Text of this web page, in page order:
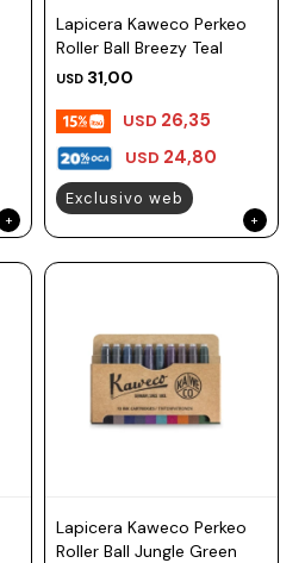
Lapicera Kaweco Perkeo
Roller Ball Breezy Teal
USD 31,00
USD 24,80
USD 26,35
Exclusivo web
Lapicera Kaweco Perkeo
Roller Ball Jungle Green